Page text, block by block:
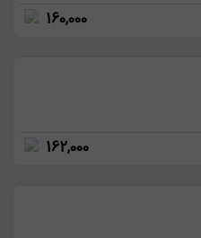
160,000
162,000